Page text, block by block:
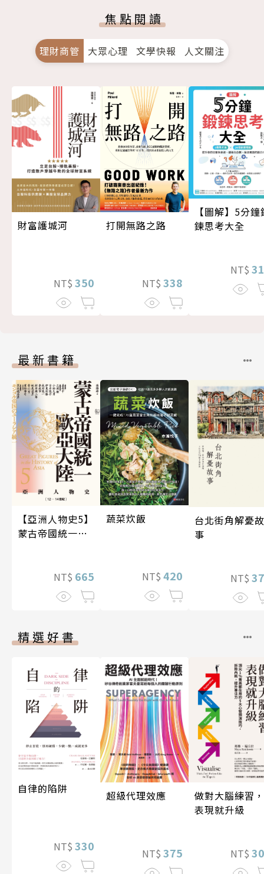
焦點閱讀
理財商管 大眾心理 文學快報 人文關注
財富護城河
NT$ 350
打開無路之路
NT$ 338
【圖解】5分鐘
鍊思考大全
NT$
最新書籍
【亞洲人物史5】
蒙古帝國統一歐
NT$ 665
蔬菜炊飯
NT$ 420
台北街角解憂故
事
NT$
精選好書
自律的陷阱
NT$ 330
超級代理效應
NT$ 375
做對大腦練習，
表現就升級
NT$